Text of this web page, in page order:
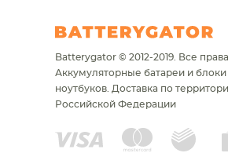
Batterygator © 2012-2019. Все
Аккумуляторные батареи и блоки
ноутбуков. Доставка по
Российской Федерации